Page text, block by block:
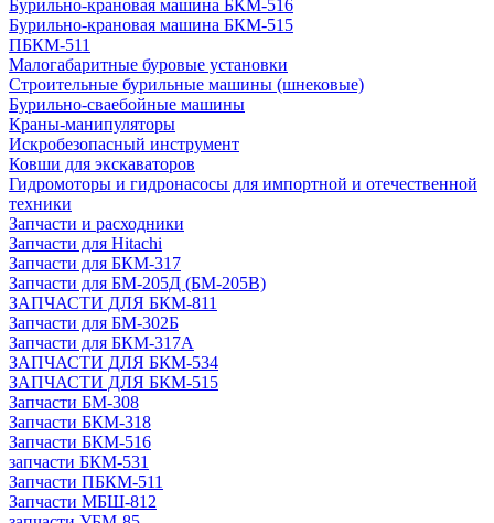
Бурильно-крановая машина БКМ-516
Бурильно-крановая машина БКМ-515
ПБКМ-511
Малогабаритные буровые установки
Строительные бурильные машины (шнековые)
Бурильно-сваебойные машины
Краны-манипуляторы
Искробезопасный инструмент
Ковши для экскаваторов
Гидромоторы и гидронасосы для импортной и отечественной
техники
Запчасти и расходники
Запчасти для Hitachi
Запчасти для БКМ-317
Запчасти для БМ-205Д (БМ-205В)
ЗАПЧАСТИ ДЛЯ БКМ-811
Запчасти для БМ-302Б
Запчасти для БКМ-317А
ЗАПЧАСТИ ДЛЯ БКМ-534
ЗАПЧАСТИ ДЛЯ БКМ-515
Запчасти БМ-308
Запчасти БКМ-318
Запчасти БКМ-516
запчасти БКМ-531
Запчасти ПБКМ-511
Запчасти МБШ-812